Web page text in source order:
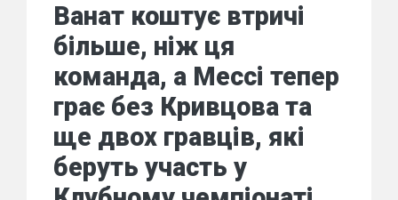
Ванат коштує втричі
більше, ніж ця
команда, а Мессі тепер
грає без Кривцова та
ще двох гравців, які
беруть участь у